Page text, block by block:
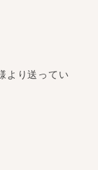
より送ってい